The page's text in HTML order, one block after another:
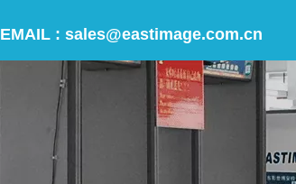
EMAIL : sales@eastimage.com.cn